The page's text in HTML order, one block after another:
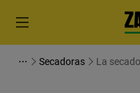
Secadoras La